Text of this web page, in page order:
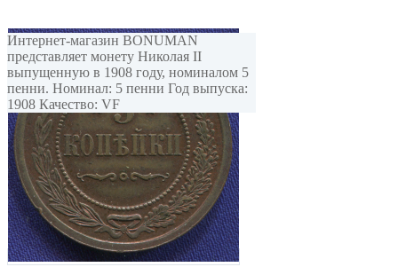
Интернет-магазин BONUMAN
представляет монету Николая II
выпущенную в 1908 году, номиналом 5
пенни. Номинал: 5 пенни Год выпуска:
1908 Качество: VF